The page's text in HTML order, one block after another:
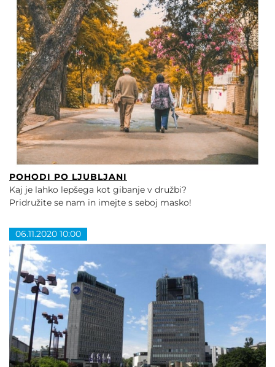
POHODI PO LJUBLJANI
Kaj je lahko lepšega kot gibanje v družbi?
Pridružite se nam in imejte s seboj masko!
06.11.2020 10:00